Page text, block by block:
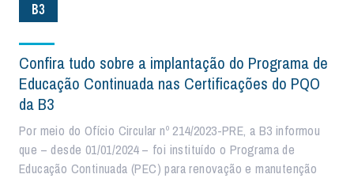
B3
Confira tudo sobre a implantação do Programa de
Educação Continuada nas Certificações do PQO
da B3
Por meio do Ofício Circular nº 214/2023-PRE, a B3 informou
que – desde 01/01/2024 – foi instituído o Programa de
Educação Continuada (PEC) para renovação e manutenção